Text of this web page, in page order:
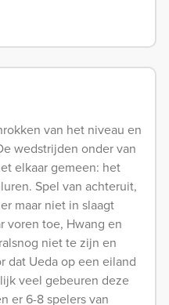
van het niveau en
wedstrijden onder van
elkaar gemeen: het
Spel van achteruit,
maar niet in slaagt
voren toe, Hwang en
niet te zijn en
dat Ueda op een eiland
veel gebeuren deze
er 6-8 spelers van